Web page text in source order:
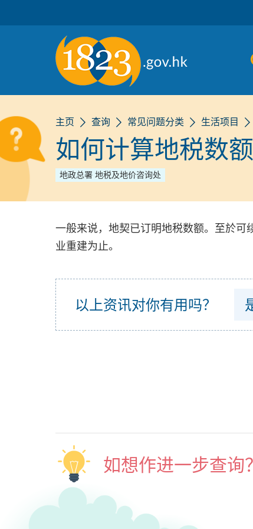
主页 查询 常见问题分类 生活项目
如何计算地税数额
地政总署 地税及地价咨询处
一般来说，地契已订明地税数额。至於
业重建为止。
以上资讯对你有用吗？
如想作进一步查询？